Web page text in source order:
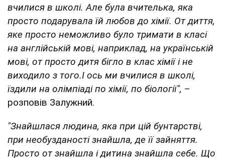
вчилися в школі. Але була вчителька, яка
просто подарувала їй любов до хімії. От диття,
яке просто неможливо було тримати в класі
на англійській мові, наприклад, на українській
мові, от просто дитя бігло в клас хімії і не
виходило з того.І ось ми вчилися в школі,
їздили на олімпіаді по хімії, по біології", –
розповів Залужний.
"Знайшлася людина, яка при цій бунтарстві,
при необузданості знайшла, де її зайняття.
Просто от знайшла і дитина знайшла себе. Що